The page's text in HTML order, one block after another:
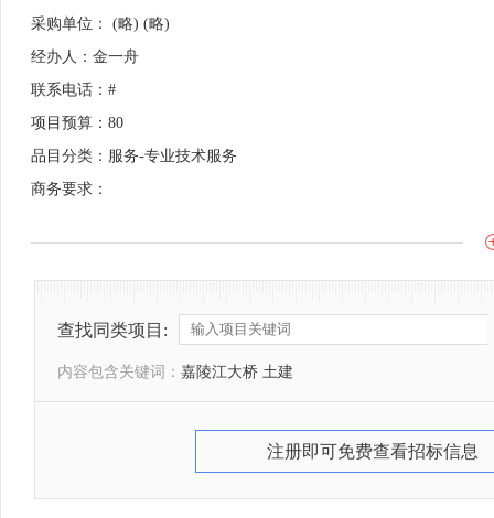
采购单位： (略) (略)
经办人：金一舟
联系电话：#
项目预算：80
品目分类：服务-专业技术服务
商务要求：
查找同类项目:
内容包含关键词： 嘉陵江大桥 土建
注册即可免费查看招标信息